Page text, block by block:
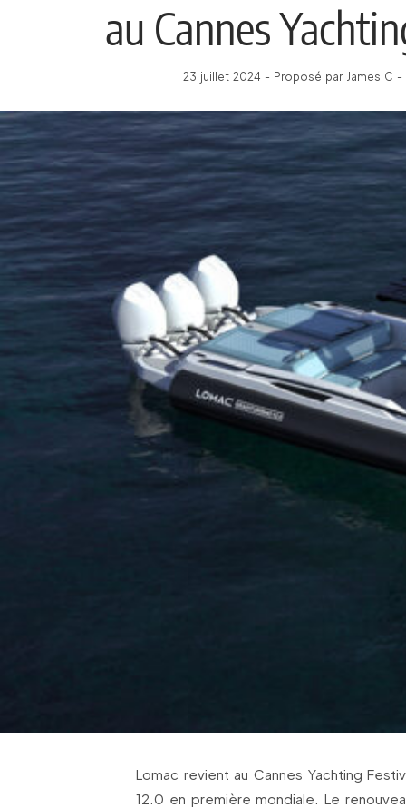
au Cannes
23 juillet 2024 - Proposé par James C
Lomac revient au Cannes Yachting
12.0 en première mondiale. Le